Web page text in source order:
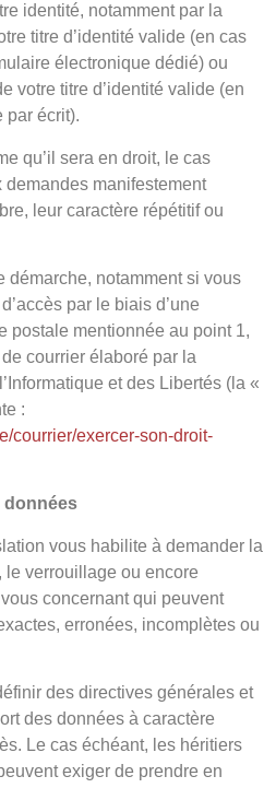
identité, notamment par la
titre d’identité valide (en cas
électronique dédié) ou
votre titre d’identité valide (en
par écrit).
qu’il sera en droit, le cas
demandes manifestement
leur caractère répétitif ou
démarche, notamment si vous
par le biais d’une
postale mentionnée au point 1,
courrier élaboré par la
et des Libertés (la «
:
courrier/exercer-son-droit-
données
vous habilite à demander la
le verrouillage ou encore
concernant qui peuvent
erronées, incomplètes ou
des directives générales et
des données à caractère
Le cas échéant, les héritiers
exiger de prendre en